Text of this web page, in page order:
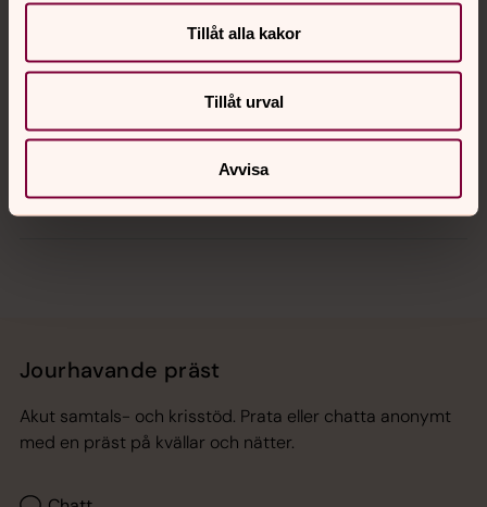
Tillåt alla kakor
Tillåt urval
Avvisa
Sociala kanaler
Jourhavande präst
Akut samtals- och krisstöd. Prata eller chatta anonymt
med en präst på kvällar och nätter.